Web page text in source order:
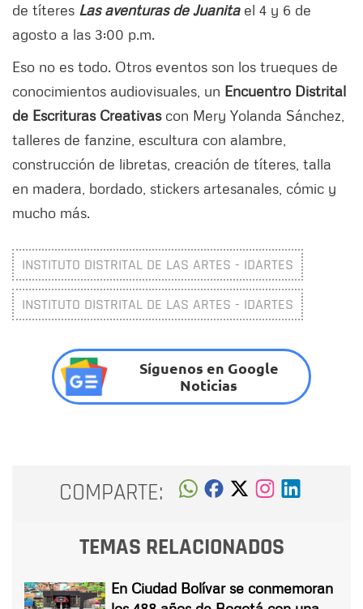
de títeres Las aventuras de Juanitael 4 y 6 de
agosto a las 3:00 p.m.
Eso no es todo. Otros eventos son los trueques de
conocimientos audiovisuales, un Encuentro Distrital
de Escrituras Creativascon Mery Yolanda Sánchez,
talleres de fanzine, escultura con alambre,
construcción de libretas, creación de títeres, talla
en madera, bordado, stickers artesanales, cómic y
mucho más.
INSTITUTO DISTRITAL DE LAS ARTES - IDARTES
INSTITUTO DISTRITAL DE LAS ARTES - IDARTES
Síguenos en Google
Noticias
COMPARTE:
TEMAS RELACIONADOS
En Ciudad Bolívar se conmemoran